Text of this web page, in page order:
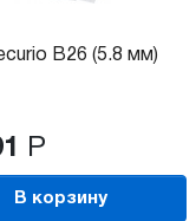
B26 (5.8 мм)
Р
В корзину